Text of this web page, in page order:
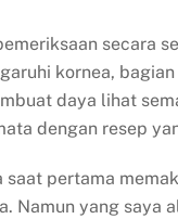
secara
kornea,
daya lihat
dengan resep
pertama
Namun yang saya